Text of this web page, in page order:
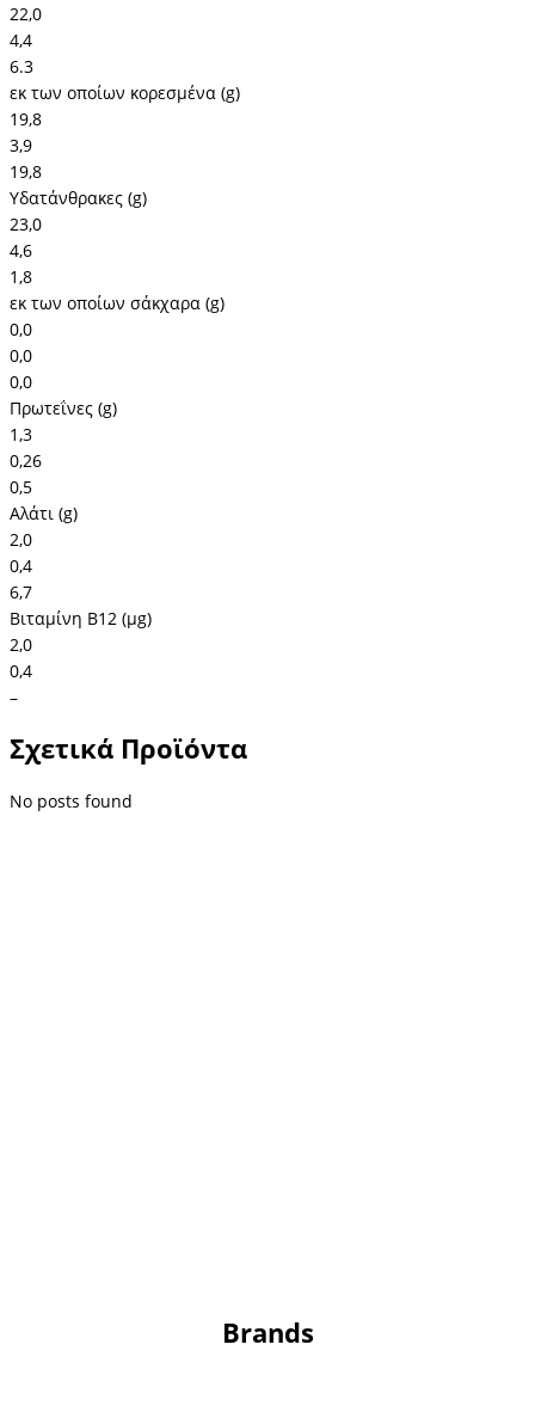
22,0
4,4
6.3
εκ των οποίων κορεσμένα (g)
19,8
3,9
19,8
Υδατάνθρακες (g)
23,0
4,6
1,8
εκ των οποίων σάκχαρα (g)
0,0
0,0
0,0
Πρωτεΐνες (g)
1,3
0,26
0,5
Αλάτι (g)
2,0
0,4
6,7
Βιταμίνη Β12 (μg)
2,0
0,4
–
Σχετικά Προϊόντα
No posts found
Brands